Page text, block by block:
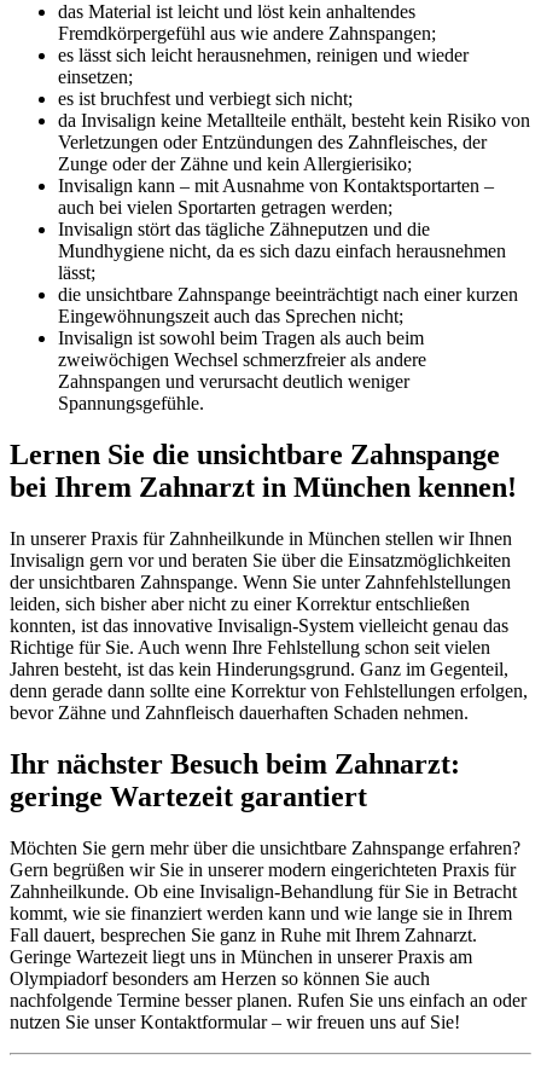
das Material ist leicht und löst kein anhaltendes
Fremdkörpergefühl aus wie andere Zahnspangen;
es lässt sich leicht herausnehmen, reinigen und wieder
einsetzen;
es ist bruchfest und verbiegt sich nicht;
da Invisalign keine Metallteile enthält, besteht kein Risiko von
Verletzungen oder Entzündungen des Zahnfleisches, der
Zunge oder der Zähne und kein Allergierisiko;
Invisalign kann – mit Ausnahme von Kontaktsportarten –
auch bei vielen Sportarten getragen werden;
Invisalign stört das tägliche Zähneputzen und die
Mundhygiene nicht, da es sich dazu einfach herausnehmen
lässt;
die unsichtbare Zahnspange beeinträchtigt nach einer kurzen
Eingewöhnungszeit auch das Sprechen nicht;
Invisalign ist sowohl beim Tragen als auch beim
zweiwöchigen Wechsel schmerzfreier als andere
Zahnspangen und verursacht deutlich weniger
Spannungsgefühle.
Lernen Sie die unsichtbare Zahnspange
bei Ihrem Zahnarzt in München kennen!
In unserer Praxis für Zahnheilkunde in München stellen wir Ihnen
Invisalign gern vor und beraten Sie über die Einsatzmöglichkeiten
der unsichtbaren Zahnspange. Wenn Sie unter Zahnfehlstellungen
leiden, sich bisher aber nicht zu einer Korrektur entschließen
konnten, ist das innovative Invisalign-System vielleicht genau das
Richtige für Sie. Auch wenn Ihre Fehlstellung schon seit vielen
Jahren besteht, ist das kein Hinderungsgrund. Ganz im Gegenteil,
denn gerade dann sollte eine Korrektur von Fehlstellungen erfolgen,
bevor Zähne und Zahnfleisch dauerhaften Schaden nehmen.
Ihr nächster Besuch beim Zahnarzt:
geringe Wartezeit garantiert
Möchten Sie gern mehr über die unsichtbare Zahnspange erfahren?
Gern begrüßen wir Sie in unserer modern eingerichteten Praxis für
Zahnheilkunde. Ob eine Invisalign-Behandlung für Sie in Betracht
kommt, wie sie finanziert werden kann und wie lange sie in Ihrem
Fall dauert, besprechen Sie ganz in Ruhe mit Ihrem Zahnarzt.
Geringe Wartezeit liegt uns in München in unserer Praxis am
Olympiadorf besonders am Herzen ­so können Sie auch
nachfolgende Termine besser planen. Rufen Sie uns einfach an oder
nutzen Sie unser Kontaktformular – wir freuen uns auf Sie!